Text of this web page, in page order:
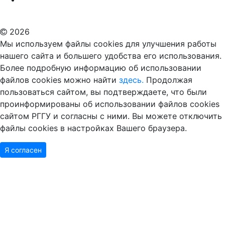
Мы используем файлы cookies для улучшения работы
нашего сайта и большего удобства его использования.
Более подробную информацию об использовании
файлов cookies можно найтиздесь.Продолжая
пользоваться сайтом, вы подтверждаете, что были
проинформированы об использовании файлов cookies
сайтом РГГУ и согласны с ними. Вы можете отключить
файлы cookies в настройках Вашего браузера.